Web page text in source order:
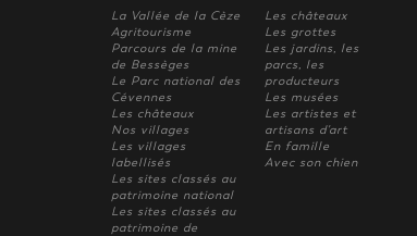
La Vallée de la Cèze
Agritourisme
Parcours de la mine
de Bessèges
Le Parc national des
Cévennes
Les châteaux
Nos villages
Les villages
labellisés
Les sites classés au
patrimoine national
Les sites classés au
patrimoine de
Les châteaux
Les grottes
Les jardins, les
parcs, les
producteurs
Les musées
Les artistes et
artisans d'art
En famille
Avec son chien